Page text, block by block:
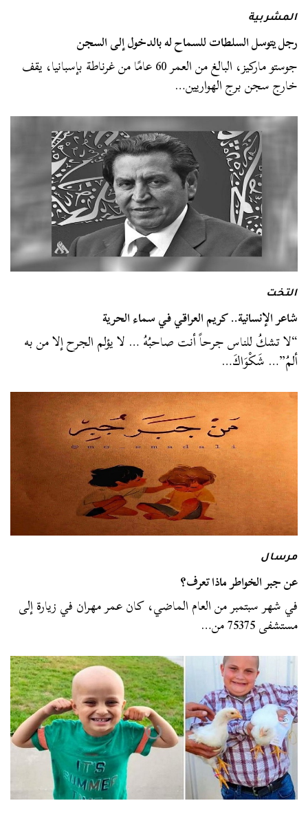
المشربية
رجل يتوسل السلطات للسماح له بالدخول إلى السجن
جوستو ماركيز، البالغ من العمر 60 عامًا من غرناطة بإسبانيا، يقف
خارج سجن برج الهواريين…
التخت
شاعر الإنسانية.. كريم العراقي في سماء الحرية
“لا تشكُ للناس جرحاً أنت صاحبُهُ … لا يؤلم الجرح إلا من به
ألمُ”… شَكْوَاكَ…
مرسال
عن جبر الخواطر ماذا تعرف؟
في شهر سبتمبر من العام الماضي، كان عمر مهران في زيارة إلى
مستشفى 75375 من…